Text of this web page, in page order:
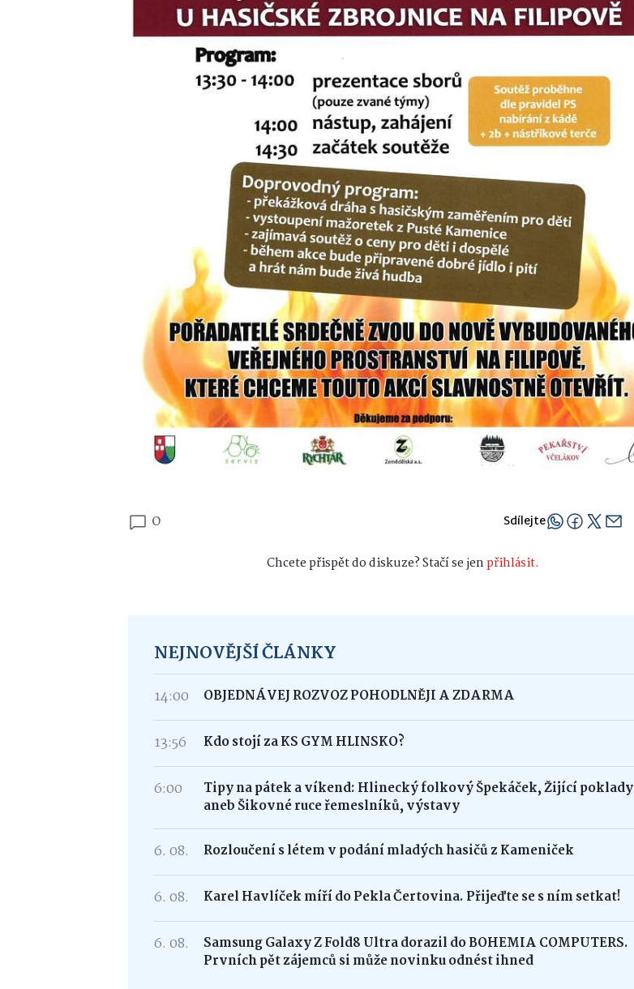
0 Sdílejte
Chcete přispět do diskuze? Stačí se jenpřihlásit.
NEJNOVĚJŠÍ ČLÁNKY
14:00 OBJEDNÁVEJ ROZVOZ POHODLNĚJI A ZDARMA
13:56 Kdo stojí za KS GYM HLINSKO?
6:00
Tipy na pátek a víkend: Hlinecký folkový Špekáček, Žijící poklady
aneb Šikovné ruce řemeslníků, výstavy
6. 08. Rozloučení s létem v podání mladých hasičů z Kameniček
6. 08. Karel Havlíček míří do Pekla Čertovina. Přijeďte se s ním setkat!
6. 08.
Samsung Galaxy Z Fold8 Ultra dorazil do BOHEMIA COMPUTERS.
Prvních pět zájemců si může novinku odnést ihned